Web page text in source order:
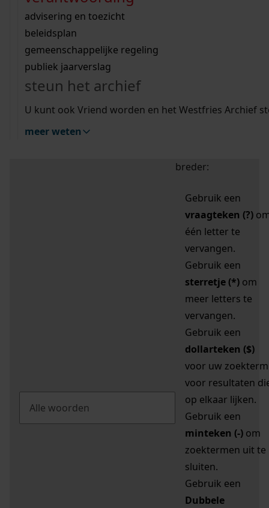
bouwvergunningen
omgevingsvergunningen
vergunningen
beeld en geluid
uitleg nodig?
Wij helpen u op weg met een aantal zoektips.
bekijk alle zoektips
Wij helpen u op weg met een aantal zoektips.
bekijk alle zoektips
bekijk ons geschiedenislokaal
advisering en toezicht
beleidsplan
gemeenschappelijke regeling
publiek jaarverslag
steun het archief
U kunt ook Vriend worden en het Westfries Archief
meer weten
zoektips
Mijn Studiezaal (inloggen)
uw zoekopdracht te
breder:
Gebruik een
vraagteken (?)
één letter te
vervangen.
Gebruik een
sterretje (*) om
meer letters te
vervangen.
Gebruik een
dollarteken ($)
voor uw zoekterm
voor resultaten
op elkaar lijken.
Gebruik een
minteken (-) om
zoektermen uit te
sluiten.
Gebruik een
Dubbele